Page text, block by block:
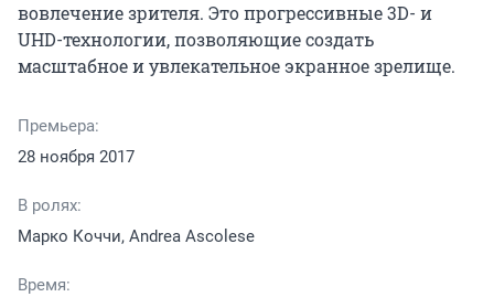
вовлечение зрителя. Это прогрессивные 3D- и
UHD-технологии, позволяющие создать
масштабное и увлекательное экранное зрелище.
Премьера:
28 ноября 2017
В ролях:
Марко Коччи, Andrea Ascolese
Время: